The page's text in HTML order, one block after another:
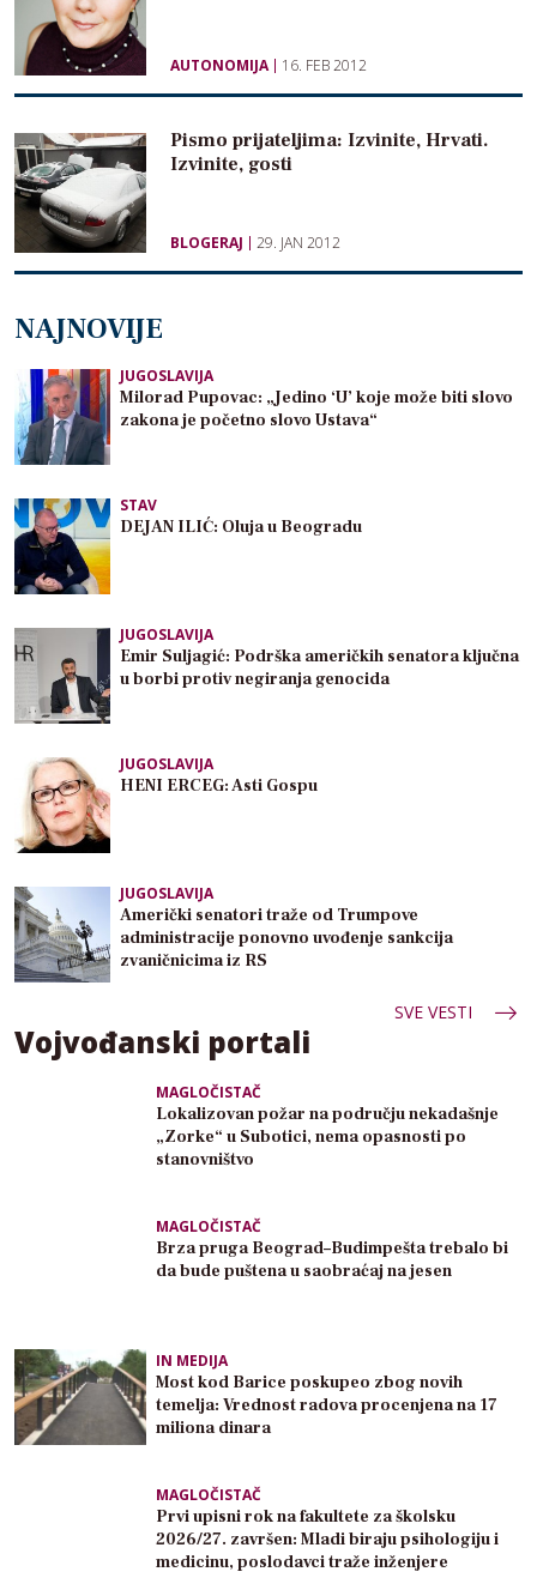
AUTONOMIJA 16. FEB 2012
Pismo prijateljima: Izvinite, Hrvati.
Izvinite, gosti
BLOGERAJ 29. JAN 2012
NAJNOVIJE
JUGOSLAVIJA
Milorad Pupovac: „Jedino ‘U’ koje može biti slovo
zakona je početno slovo Ustava“
STAV
DEJAN ILIĆ: Oluja u Beogradu
JUGOSLAVIJA
Emir Suljagić: Podrška američkih senatora ključna
u borbi protiv negiranja genocida
JUGOSLAVIJA
HENI ERCEG: Asti Gospu
JUGOSLAVIJA
Američki senatori traže od Trumpove
administracije ponovno uvođenje sankcija
zvaničnicima iz RS
SVE VESTI
Vojvođanski portali
MAGLOČISTAČ
Lokalizovan požar na području nekadašnje
„Zorke“ u Subotici, nema opasnosti po
stanovništvo
MAGLOČISTAČ
Brza pruga Beograd–Budimpešta trebalo bi
da bude puštena u saobraćaj na jesen
IN MEDIJA
Most kod Barice poskupeo zbog novih
temelja: Vrednost radova procenjena na 17
miliona dinara
MAGLOČISTAČ
Prvi upisni rok na fakultete za školsku
2026/27. završen: Mladi biraju psihologiju i
medicinu, poslodavci traže inženjere